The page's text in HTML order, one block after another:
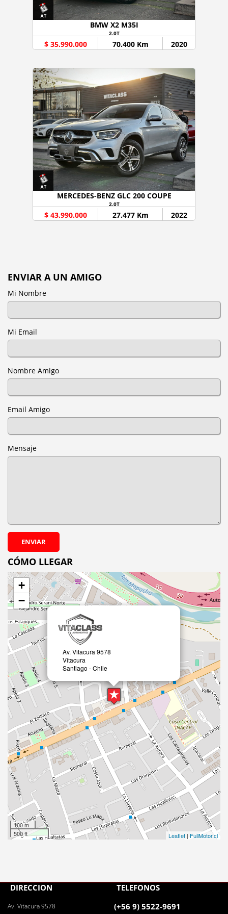
BMW X2 M35I
2.0T
$ 35.990.000 70.400 Km 2020
MERCEDES-BENZ GLC 200 COUPE
2.0T
$ 43.990.000 27.477 Km 2022
ENVIAR A UN AMIGO
Mi Nombre
Mi Email
Nombre Amigo
Email Amigo
Mensaje
ENVIAR
CÓMO LLEGAR
Av. Vitacura 9578
Vitacura
Santiago - Chile
+
−
100 m
500 ft
Leaflet | FullMotor.cl
DIRECCIÓN
Av. Vitacura 9578
TELÉFONOS
(+56 9) 5522-9691